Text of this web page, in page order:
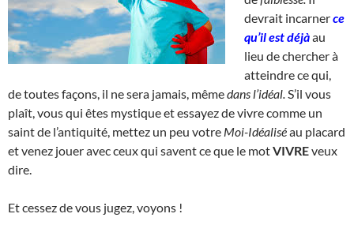
devrait incarnerce
qu’il est déjàau
lieu de chercher à
atteindre ce qui,
de toutes façons, il ne sera jamais, mêmedans l’idéal. S’il vous
plaît, vous qui êtes mystique et essayez de vivre comme un
saint de l’antiquité, mettez un peu votre Moi-Idéaliséau placard
et venez jouer avec ceux qui savent ce que le motVIVREveux
dire.
Et cessez de vous jugez, voyons !